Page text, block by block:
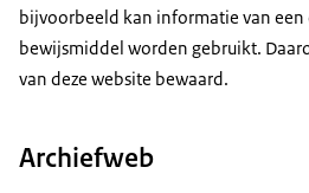
bijvoorbeeld kan informatie van een
bewijsmiddel worden gebruikt.
van deze website bewaard.
Archiefweb